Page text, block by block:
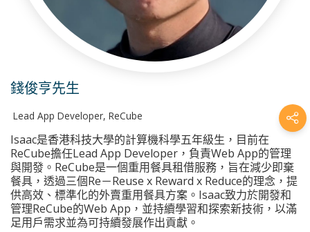
錢俊亨先生
Lead App Developer, ReCube
Isaac是香港科技大學的計算機科學五年級生，目前在
ReCube擔任Lead App Developer，負責Web App的管理
與開發。ReCube是一個重用餐具租借服務，旨在減少即棄
餐具，透過三個Re－Reuse x Reward x Reduce的理念，提
供高效、標準化的外賣重用餐具方案。Isaac致力於開發和
管理ReCube的Web App，並持續學習和探索新技術，以滿
足用戶需求並為可持續發展作出貢獻。